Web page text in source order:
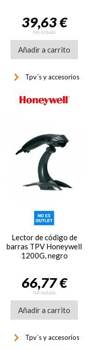
39,63 €
IVA incluido
Añadir a carrito
keyboard_arrow_right Tpv´s y accesorios
Lector de código de
barras TPV Honeywell
1200G, negro
66,77 €
IVA incluido
Añadir a carrito
keyboard_arrow_right Tpv´s y accesorios